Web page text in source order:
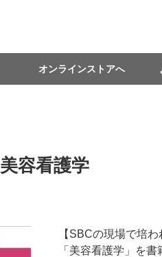
オンラインストアへ
美容看護学
【SBCの現場で培
「美容看護学」を